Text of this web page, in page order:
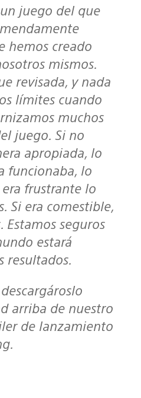
hemos creado
mismos.
revisada, y nada
límites cuando
muchos
juego. Si no
apropiada, lo
funcionaba, lo
frustrante lo
Si era comestible,
Estamos seguros
estará
resultados.
arriba de nuestro
de lanzamiento
.